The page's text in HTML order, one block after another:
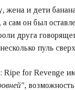
жена и дети
сам он был
друга
пуль
for Revenge
,